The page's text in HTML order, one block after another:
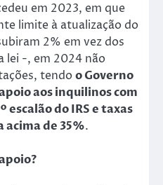
em 2023, em que
limite à atualização do
2% em vez dos
lei -, em 2024 não
tendoo Governo
aos inquilinos com
do IRS e taxas
acima de 35%.